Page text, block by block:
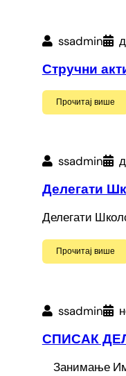
ssadmin
Стручни
Прочитај више
ssadmin
Делегати
Делегати
Прочитај више
ssadmin
СПИСАК
Занимање